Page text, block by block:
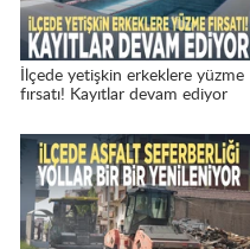
İlçede yetişkin erkeklere yüzme
fırsatı! Kayıtlar devam ediyor